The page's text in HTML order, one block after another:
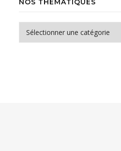
NOS THÉMATIQUES
Nos thématiques